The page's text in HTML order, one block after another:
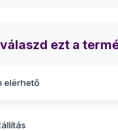
ezt a
elérhető